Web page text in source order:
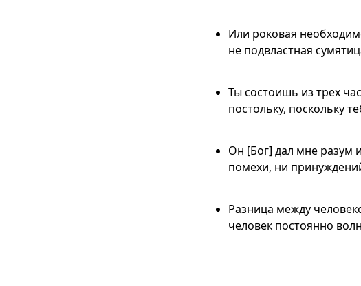
Или роковая
не подвластная
Ты состоишь из трех
постольку, поскольку
Он [Бог] дал мне разум
помехи, ни
Разница между
человек постоянно